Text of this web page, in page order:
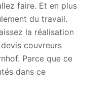
faire. Et en plus
du travail.
la réalisation
couvreurs
Parce que ce
dans ce